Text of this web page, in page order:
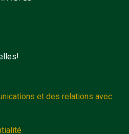
et des relations avec